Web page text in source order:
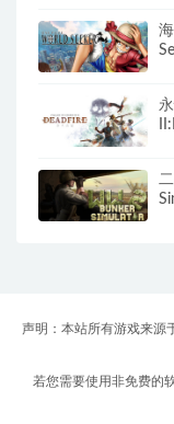
声明：本站所有游戏来源
若您需要使用非免费的